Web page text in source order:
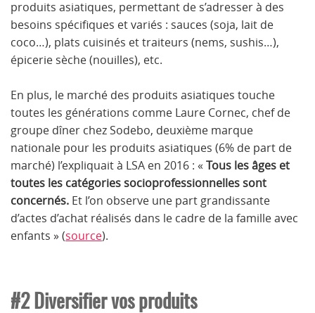
produits asiatiques, permettant de s’adresser à des
besoins spécifiques et variés : sauces (soja, lait de
coco…), plats cuisinés et traiteurs (nems, sushis…),
épicerie sèche (nouilles), etc.
En plus, le marché des produits asiatiques touche
toutes les générations comme Laure Cornec, chef de
groupe dîner chez Sodebo, deuxième marque
nationale pour les produits asiatiques (6% de part de
marché) l’expliquait à LSA en 2016 : « Tous les âges et
toutes les catégories socioprofessionnelles sont
concernés. Et l’on observe une part grandissante
d’actes d’achat réalisés dans le cadre de la famille avec
enfants » (source).
#2 Diversifier vos produits